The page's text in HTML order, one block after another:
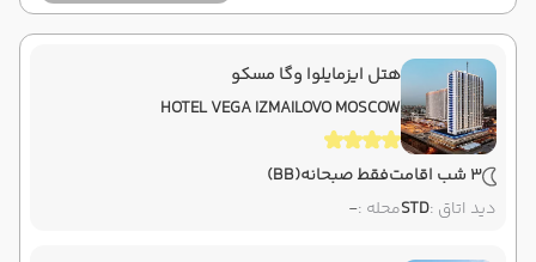
هتل ایزمایلوا وگا مسکو
HOTEL VEGA IZMAILOVO MOSCOW
3 شب اقامت فقط صبحانه(BB)
دید اتاق :STDمحله :-